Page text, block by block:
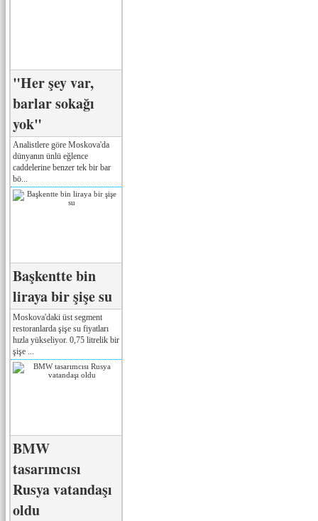
"Her şey var,
barlar sokağı
yok"
Analistlere göre Moskova'da
dünyanın ünlü eğlence
caddelerine benzer tek bir bar
bö...
Başkentte bin
liraya bir şişe su
Moskova'daki üst segment
restoranlarda şişe su fiyatları
hızla yükseliyor. 0,75 litrelik bir
şişe ...
BMW
tasarımcısı
Rusya vatandaşı
oldu